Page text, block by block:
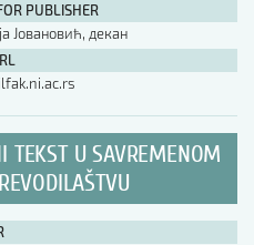
PUBLISHER
Јовановић, декан
TEKST U SAVREMENOM